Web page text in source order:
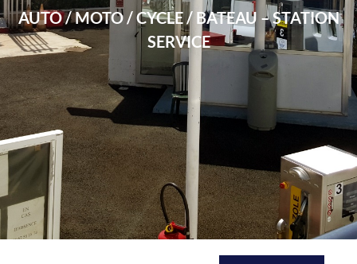
AUTO / MOTO / CYCLE / BATEAU – STATION
SERVICE